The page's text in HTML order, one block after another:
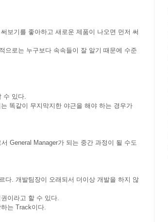
보기를 좋아하고 새로운 제품이 나오면 먼저 써
으로는 누구보다 속속들이 잘 알기 때문에 수준
수 있다.
똑같이 무지막지한 야근을 해야 하는 경우가
General Manager가 되는 중간 과정이 될 수도
다. 개발팀장이 오래되서 더이상 개발을 하지 않
이라고 할 수 있다.
는 Track이다.